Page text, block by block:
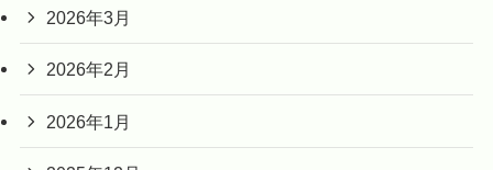
2026年3月
2026年2月
2026年1月